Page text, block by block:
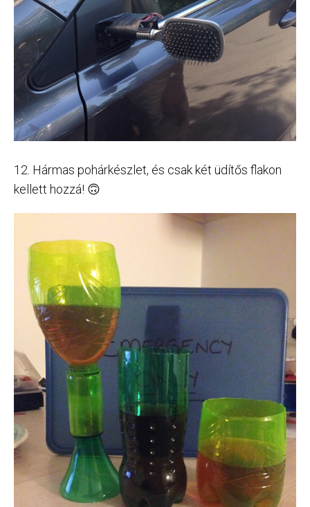
12. Hármas pohárkészlet, és csak két üdítős flakon
kellett hozzá! 🙃